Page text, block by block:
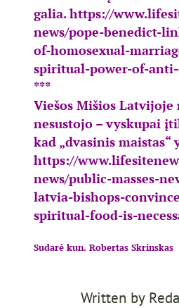
galia.https://
news/pope-benedict-
of-homosexual-
spiritual-power-of-
***
Viešos Mišios Latvijoje
nesustojo – vyskupai
kad „dvasinis maistas“
https://
news/public-masses-
latvia-bishops-
spiritual-food-is-
Sudarė kun. Robertas Skrinskas
Written by